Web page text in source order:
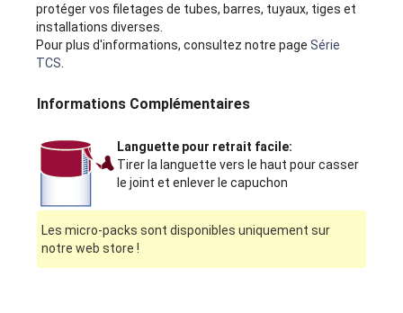
protéger vos filetages de tubes, barres, tuyaux, tiges et
installations diverses.
Pour plus d'informations, consultez notre pageSérie
TCS
Informations Complémentaires
Languette pour retrait facile:
Tirer la languette vers le haut pour casser
le joint et enlever le capuchon
Les micro-packs sont disponibles uniquement sur
notre web store !